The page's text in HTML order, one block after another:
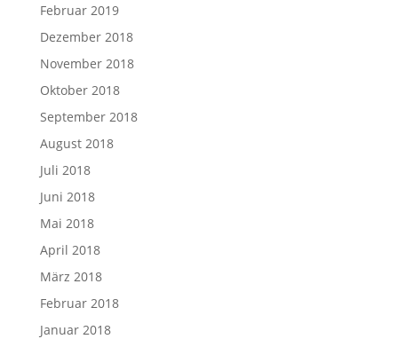
Februar 2019
Dezember 2018
November 2018
Oktober 2018
September 2018
August 2018
Juli 2018
Juni 2018
Mai 2018
April 2018
März 2018
Februar 2018
Januar 2018